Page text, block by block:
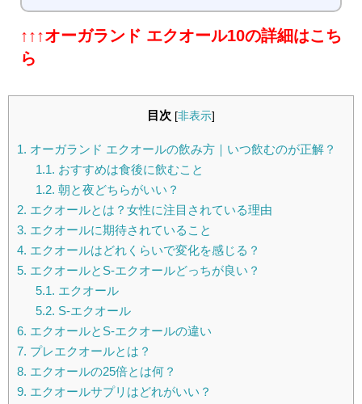
↑↑↑オーガランド エクオール10の詳細はこち
ら
目次 [非表示]
1. オーガランド エクオールの飲み方｜いつ飲むのが正解？
1.1. おすすめは食後に飲むこと
1.2. 朝と夜どちらがいい？
2. エクオールとは？女性に注目されている理由
3. エクオールに期待されていること
4. エクオールはどれくらいで変化を感じる？
5. エクオールとS-エクオールどっちが良い？
5.1. エクオール
5.2. S-エクオール
6. エクオールとS-エクオールの違い
7. プレエクオールとは？
8. エクオールの25倍とは何？
9. エクオールサプリはどれがいい？